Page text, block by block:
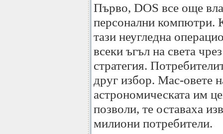
Първо, DOS все още
персонални компютри.
тази неугледна
всеки ъгъл на света
стратегия.
друг избор. Mac-овете
астрономическата им
позволи, те оставаха
милиони потребители.